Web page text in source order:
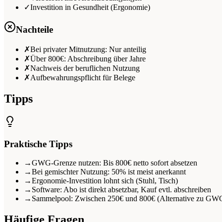
✓Investition in Gesundheit (Ergonomie)
Nachteile
✗Bei privater Mitnutzung: Nur anteilig
✗Über 800€: Abschreibung über Jahre
✗Nachweis der beruflichen Nutzung
✗Aufbewahrungspflicht für Belege
Tipps
Praktische Tipps
→GWG-Grenze nutzen: Bis 800€ netto sofort absetzen
→Bei gemischter Nutzung: 50% ist meist anerkannt
→Ergonomie-Investition lohnt sich (Stuhl, Tisch)
→ Software: Abo ist direkt absetzbar, Kauf evtl. abschreiben
→ Sammelpool: Zwischen 250€ und 800€ (Alternative zu